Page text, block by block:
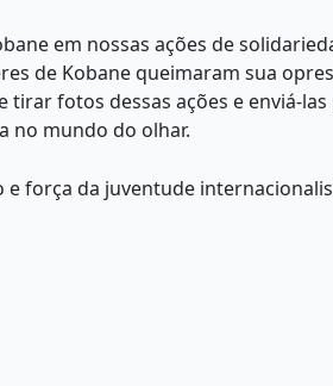
em nossas ações de
de Kobane queimaram sua
fotos dessas ações e enviá-las
no mundo do olhar.
e força da juventude